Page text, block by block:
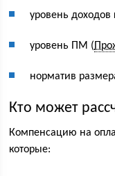
уровень
уровень ПМ (
норматив
Кто может
Компенсацию на
которые: